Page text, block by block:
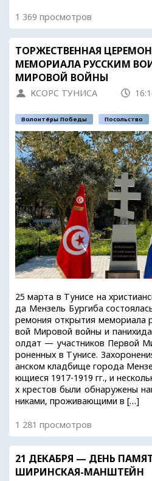
1 369 просмотров
ТОРЖЕСТВЕННАЯ
МЕМОРИАЛА РУССКИМ
МИРОВОЙ ВОЙНЫ
КСОРС ТУНИСА
Волонтёры Победы Посольство
25 марта в Тунисе на
да Мензель Бургиба
ремония открытия мемориала
вой Мировой войны и
олдат — участников Первой
роненных в Тунисе.
анском кладбище города
ющиеся 1917-1919 гг., и
х крестов были обнаружены
никами, проживающими в […]
1 281 просмотров
21 ДЕКАБРЯ — ДЕНЬ
ШИРИНСКАЯ-МАНШТЕЙН